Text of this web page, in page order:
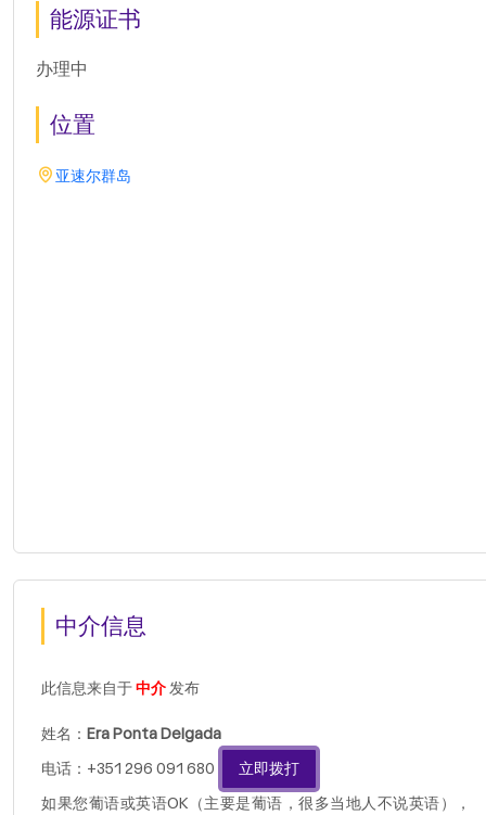
能源证书
办理中
位置
亚速尔群岛
中介信息
此信息来自于中介发布
姓名： Era Ponta Delgada
电话：+351 296 091 680
立即拨打
如果您葡语或英语OK（主要是葡语，很多当地人不说英语），